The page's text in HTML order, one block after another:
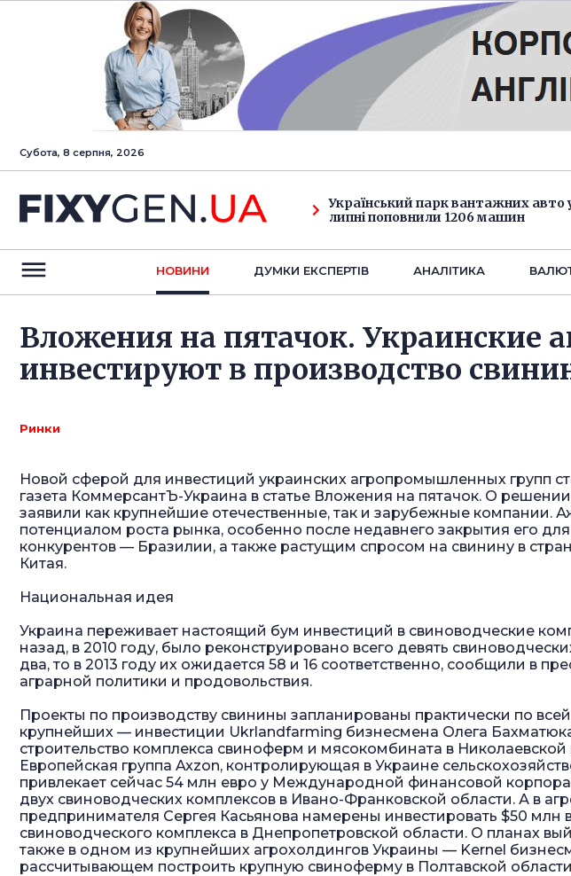
Субота, 8 серпня, 2026
Український парк вантажних авто
липні поповнили 1206 машин
НОВИНИ ДУМКИ ЕКСПЕРТIВ АНАЛIТИКА
Вложения на пятачок. Украинские
инвестируют в производство
Ринки
Новой сферой для инвестиций украинских агропромышленных групп
газета КоммерсантЪ-Украина в статье Вложения на пятачок. О
заявили как крупнейшие отечественные, так и зарубежные компании.
потенциалом роста рынка, особенно после недавнего закрытия его
конкурентов — Бразилии, а также растущим спросом на свинину в
Китая.
Национальная идея
Украина переживает настоящий бум инвестиций в свиноводческие
назад, в 2010 году, было реконструировано всего девять
два, то в 2013 году их ожидается 58 и 16 соответственно, сообщили в
аграрной политики и продовольствия.
Проекты по производству свинины запланированы практически по
крупнейших — инвестиции Ukrlandfarming бизнесмена Олега
строительство комплекса свиноферм и мясокомбината в Николаевской
Европейская группа Axzon, контролирующая в Украине
привлекает сейчас 54 млн евро у Международной финансовой
двух свиноводческих комплексов в Ивано-Франковской области. А в
предпринимателя Сергея Касьянова намерены инвестировать $50 млн
свиноводческого комплекса в Днепропетровской области. О планах
также в одном из крупнейших агрохолдингов Украины — Kernel
рассчитывающем построить крупную свиноферму в Полтавской